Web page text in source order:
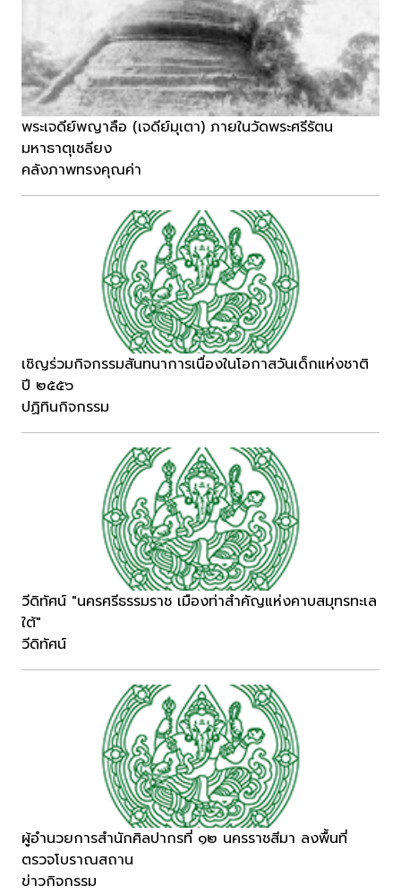
พระเจดีย์พญาลือ (เจดีย์มุเตา) ภายในวัดพระศรีรัตน
มหาธาตุเชลียง
คลังภาพทรงคุณค่า
เชิญร่วมกิจกรรมสันทนาการเนื่องในโอกาสวันเด็กแห่งชาติ
ปี ๒๕๕๖
ปฏิทินกิจกรรม
วีดิทัศน์ "นครศรีธรรมราช เมืองท่าสำคัญแห่งคาบสมุทรทะเล
ใต้"
วีดิทัศน์
ผู้อำนวยการสำนักศิลปากรที่ ๑๒ นครราชสีมา ลงพื้นที่
ตรวจโบราณสถาน
ข่าวกิจกรรม